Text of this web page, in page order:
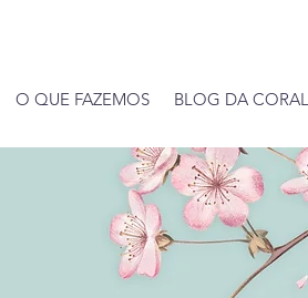
O QUE FAZEMOS BLOG DA CORAL